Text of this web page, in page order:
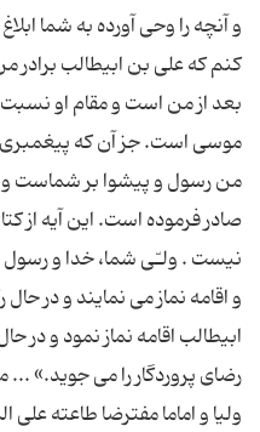
و آنچه را وحی آورده به شما
کنم که علی بن ابیطالب
بعد از من است و مقام او
موسی است. جز آن که پیغمبری
من رسول و پیشوا بر شماست و
صادر فرموده است. این آیه از
نیست . ولـّی شما، خدا و رسول
و اقامه نماز می نمایند و در
ابیطالب اقامه نماز نمود و در
رضای پروردگار را می جوید.»
ولیا و اماما مفترضا طاعته على